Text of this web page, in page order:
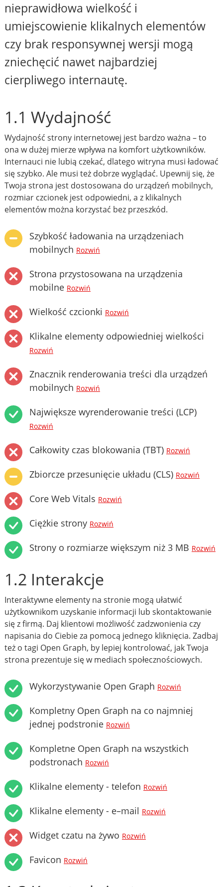
nieprawidłowa wielkość i
umiejscowienie klikalnych elementów
czy brak responsywnej wersji mogą
zniechęcić nawet najbardziej
cierpliwego internautę.
1.1 Wydajność
Wydajność strony internetowej jest bardzo ważna – to
ona w dużej mierze wpływa na komfort użytkowników.
Internauci nie lubią czekać, dlatego witryna musi ładować
się szybko. Ale musi też dobrze wyglądać. Upewnij się, że
Twoja strona jest dostosowana do urządzeń mobilnych,
rozmiar czcionek jest odpowiedni, a z klikalnych
elementów można korzystać bez przeszkód.
Szybkość ładowania na urządzeniach
mobilnych Rozwiń
Strona przystosowana na urządzenia
mobilne Rozwiń
Wielkość czcionki Rozwiń
Klikalne elementy odpowiedniej wielkości
Rozwiń
Znacznik renderowania treści dla urządzeń
mobilnych Rozwiń
Największe wyrenderowanie treści (LCP)
Rozwiń
Całkowity czas blokowania (TBT) Rozwiń
Zbiorcze przesunięcie układu (CLS) Rozwiń
Core Web Vitals Rozwiń
Ciężkie strony Rozwiń
Strony o rozmiarze większym niż 3 MB Rozwiń
1.2 Interakcje
Interaktywne elementy na stronie mogą ułatwić
użytkownikom uzyskanie informacji lub skontaktowanie
się z firmą. Daj klientowi możliwość zadzwonienia czy
napisania do Ciebie za pomocą jednego kliknięcia. Zadbaj
też o tagi Open Graph, by lepiej kontrolować, jak Twoja
strona prezentuje się w mediach społecznościowych.
Wykorzystywanie Open Graph Rozwiń
Kompletny Open Graph na co najmniej
jednej podstronie Rozwiń
Kompletne Open Graph na wszystkich
podstronach Rozwiń
Klikalne elementy - telefon Rozwiń
Klikalne elementy - e–mail Rozwiń
Widget czatu na żywo Rozwiń
Favicon Rozwiń